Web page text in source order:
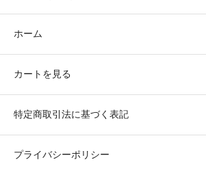
ホーム
カートを見る
特定商取引法に基づく表記
プライバシーポリシー